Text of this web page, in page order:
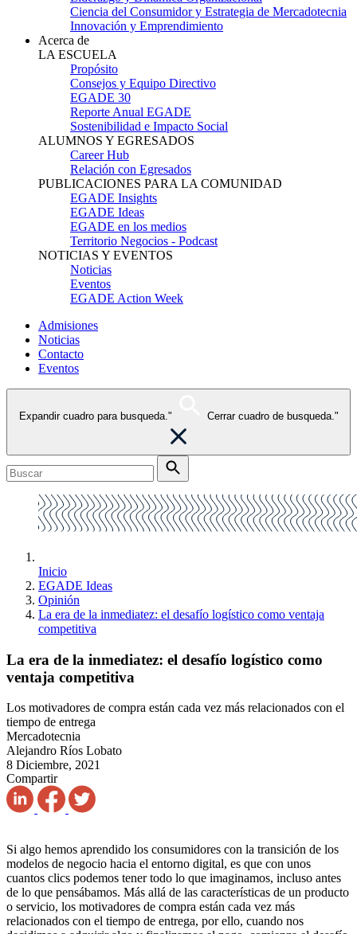
Ciencia del Consumidor y Estrategia de Mercadotecnia
Innovación y Emprendimiento
Acerca de
LA ESCUELA
Propósito
Consejos y Equipo Directivo
EGADE 30
Reporte Anual EGADE
Sostenibilidad e Impacto Social
ALUMNOS Y EGRESADOS
Career Hub
Relación con Egresados
PUBLICACIONES PARA LA COMUNIDAD
EGADE Insights
EGADE Ideas
EGADE en los medios
Territorio Negocios - Podcast
NOTICIAS Y EVENTOS
Noticias
Eventos
EGADE Action Week
Admisiones
Noticias
Contacto
Eventos
Expandir cuadro para busqueda." Cerrar cuadro de busqueda."
Inicio
EGADE Ideas
Opinión
La era de la inmediatez: el desafío logístico como ventaja
competitiva
La era de la inmediatez: el desafío logístico como
ventaja competitiva
Los motivadores de compra están cada vez más relacionados con el
tiempo de entrega
Mercadotecnia
Alejandro Ríos Lobato
8 Diciembre, 2021
Compartir
Si algo hemos aprendido los consumidores con la transición de los
modelos de negocio hacia el entorno digital, es que con unos
cuantos clics podemos tener todo lo que imaginamos, incluso antes
de lo que pensábamos. Más allá de las características de un producto
o servicio, los motivadores de compra están cada vez más
relacionados con el tiempo de entrega, por ello, cuando nos